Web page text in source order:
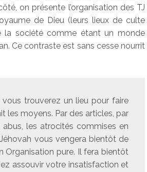
on présente l’organisation des TJ
de Dieu (leurs lieux de culte
la société comme étant un monde
Ce contraste est sans cesse nourrit
trouverez un lieu pour faire
les moyens. Par des articles, par
les atrocités commises en
vous vengera bientôt de
Organisation pure. Il fera bientôt
assouvir votre insatisfaction et